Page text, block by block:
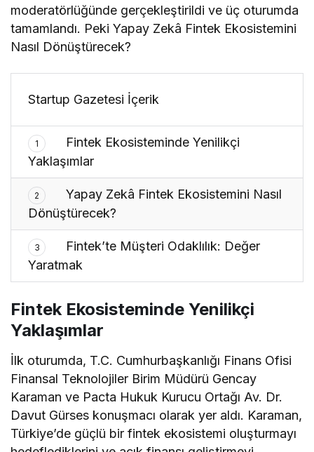
moderatörlüğünde gerçekleştirildi ve üç oturumda
tamamlandı. Peki Yapay Zekâ Fintek Ekosistemini
Nasıl Dönüştürecek?
Startup Gazetesi İçerik
1
Fintek Ekosisteminde Yenilikçi
Yaklaşımlar
2
Yapay Zekâ Fintek Ekosistemini Nasıl
Dönüştürecek?
3
Fintek’te Müşteri Odaklılık: Değer
Yaratmak
Fintek Ekosisteminde Yenilikçi
Yaklaşımlar
İlk oturumda, T.C. Cumhurbaşkanlığı Finans Ofisi
Finansal Teknolojiler Birim Müdürü Gencay
Karaman ve Pacta Hukuk Kurucu Ortağı Av. Dr.
Davut Gürses konuşmacı olarak yer aldı. Karaman,
Türkiye’de güçlü bir fintek ekosistemi oluşturmayı